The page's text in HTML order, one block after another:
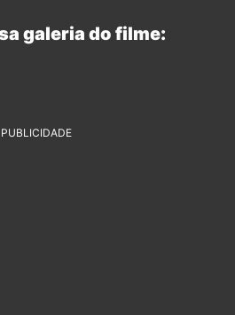
galeria do filme:
PUBLICIDADE